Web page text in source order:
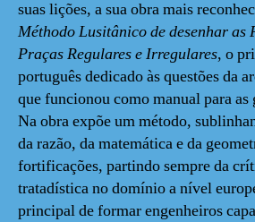
suas lições, a sua obra mais
Méthodo Lusitânico de desenhar as
Praças Regulares e Irregulares, o
português dedicado às questões da
que funcionou como manual para as
Na obra expõe um método,
da razão, da matemática e da
fortificações, partindo sempre da
tratadística no domínio a nível
principal de formar engenheiros